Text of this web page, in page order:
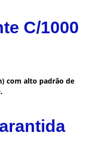
C/1000
com alto padrão de